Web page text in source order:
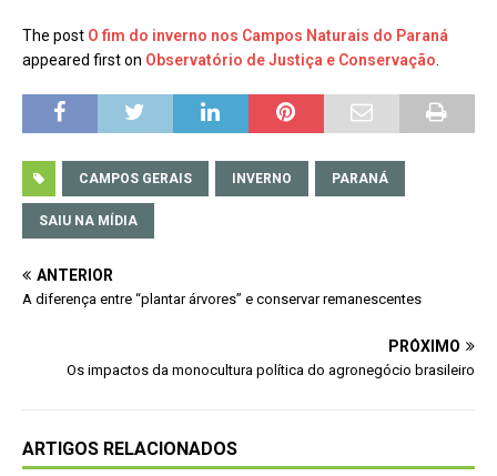
The post O fim do inverno nos Campos Naturais do Paraná
appeared first on Observatório de Justiça e Conservação.
CAMPOS GERAIS INVERNO PARANÁ
SAIU NA MÍDIA
ANTERIOR
A diferença entre “plantar árvores” e conservar remanescentes
PRÓXIMO
Os impactos da monocultura política do agronegócio brasileiro
ARTIGOS RELACIONADOS